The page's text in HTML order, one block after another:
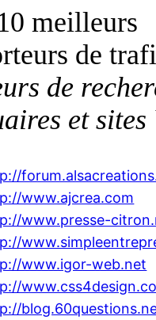
meilleurs
de
de
et sites
www.ajcrea.com
www.presse-
www.igor-web.net